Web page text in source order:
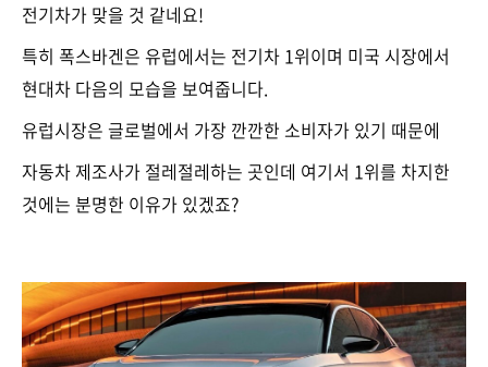
전기차가 맞을 것 같네요!
특히 폭스바겐은 유럽에서는 전기차 1위이며 미국 시장에서
현대차 다음의 모습을 보여줍니다.
유럽시장은 글로벌에서 가장 깐깐한 소비자가 있기 때문에
자동차 제조사가 절레절레하는 곳인데 여기서 1위를 차지한
것에는 분명한 이유가 있겠죠?